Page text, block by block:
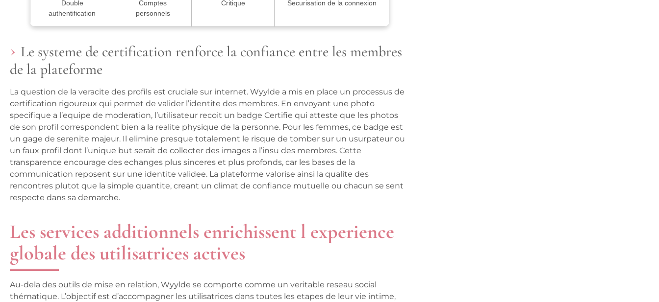
Double
authentification
Comptes
personnels
Critique Securisation de la connexion
Le systeme de certification renforce la confiance entre les membres
de la plateforme
La question de la veracite des profils est cruciale sur internet. Wyylde a mis en place un processus de
certification rigoureux qui permet de valider l’identite des membres. En envoyant une photo
specifique a l’equipe de moderation, l’utilisateur recoit un badge Certifie qui atteste que les photos
de son profil correspondent bien a la realite physique de la personne. Pour les femmes, ce badge est
un gage de serenite majeur. Il elimine presque totalement le risque de tomber sur un usurpateur ou
un faux profil dont l’unique but serait de collecter des images a l’insu des membres. Cette
transparence encourage des echanges plus sinceres et plus profonds, car les bases de la
communication reposent sur une identite validee. La plateforme valorise ainsi la qualite des
rencontres plutot que la simple quantite, creant un climat de confiance mutuelle ou chacun se sent
respecte dans sa demarche.
Les services additionnels enrichissent l experience
globale des utilisatrices actives
Au-dela des outils de mise en relation, Wyylde se comporte comme un veritable reseau social
thématique. L’objectif est d’accompagner les utilisatrices dans toutes les etapes de leur vie intime,